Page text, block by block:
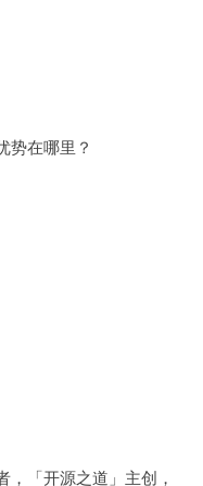
势在哪里？
，「开源之道」主创，